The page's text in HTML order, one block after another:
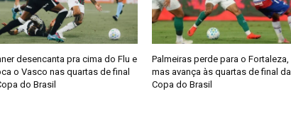
desencanta pra cima do Flu e
o Vasco nas quartas de final
do Brasil
Palmeiras perde para o Fortaleza,
mas avança às quartas de final da
Copa do Brasil